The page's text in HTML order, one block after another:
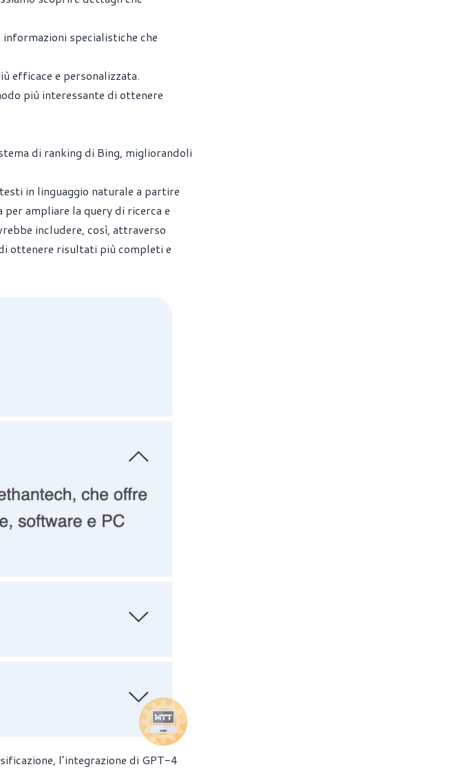
specialistiche che
efficace e personalizzata.
più interessante di ottenere
di ranking di Bing, migliorandoli
in linguaggio naturale a partire
ampliare la query di ricerca e
includere, così, attraverso
ottenere risultati più completi e
l’integrazione di GPT-4